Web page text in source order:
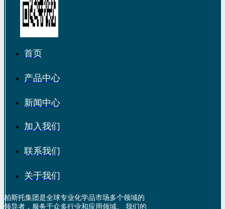
首页
产品中心
新闻中心
加入我们
联系我们
关于我们
柏斯托集团是全球专业化学品市场多个领域的
领导者，服务于众多行业和应用领域。 我们的